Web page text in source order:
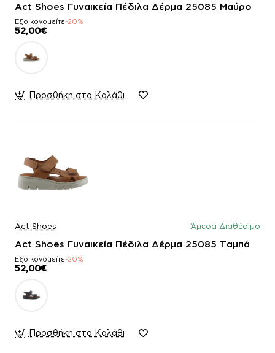
Act Shoes Γυναικεία Πέδιλα Δέρμα 25085 Μαύρο
Εξοικονομείτε-20%
52,00€
Προσθήκη στο Καλάθι
Act Shoes Άμεσα Διαθέσιμο
Act Shoes Γυναικεία Πέδιλα Δέρμα 25085 Ταμπά
Εξοικονομείτε-20%
52,00€
Προσθήκη στο Καλάθι